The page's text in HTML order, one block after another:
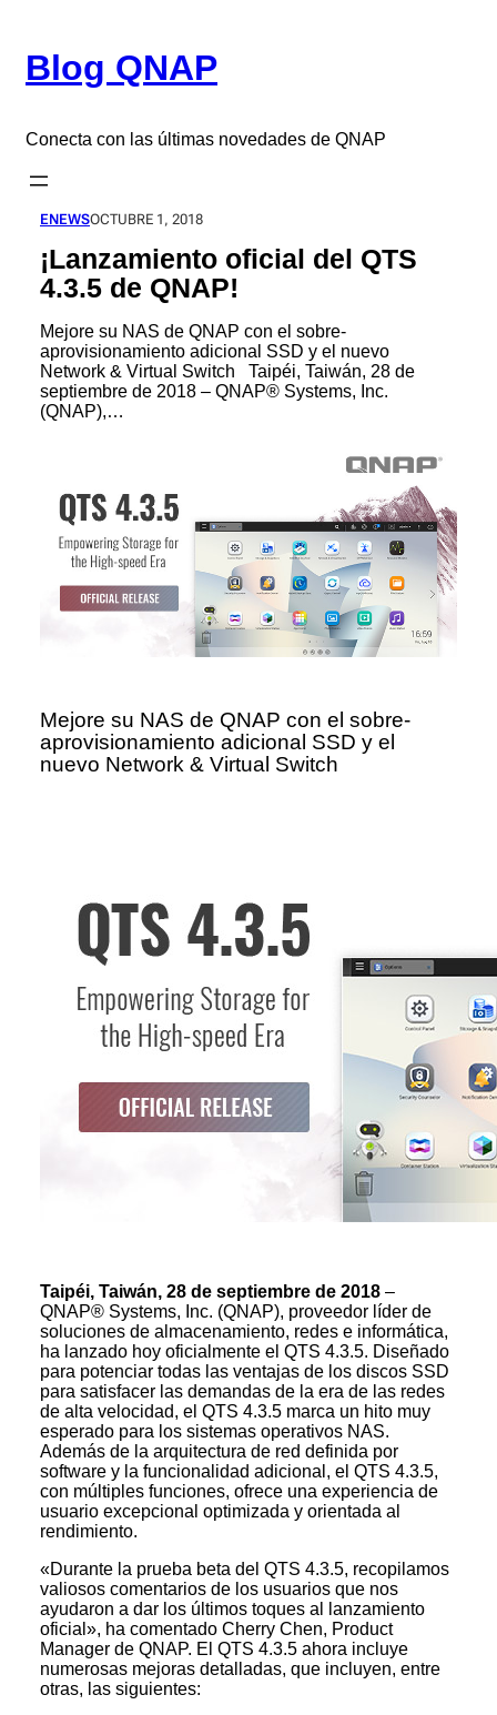
contenido
Blog QNAP
Conecta con las últimas novedades de QNAP
ENEWSOCTUBRE 1, 2018
¡Lanzamiento oficial del QTS
4.3.5 de QNAP!
Mejore su NAS de QNAP con el sobre-
aprovisionamiento adicional SSD y el nuevo
Network & Virtual Switch Taipéi, Taiwán, 28 de
septiembre de 2018 – QNAP® Systems, Inc.
(QNAP),…
Mejore su NAS de QNAP con el sobre-
aprovisionamiento adicional SSD y el
nuevo Network & Virtual Switch
Taipéi, Taiwán, 28 de septiembre de 2018 –
QNAP® Systems, Inc. (QNAP), proveedor líder de
soluciones de almacenamiento, redes e informática,
ha lanzado hoy oficialmente el QTS 4.3.5. Diseñado
para potenciar todas las ventajas de los discos SSD
para satisfacer las demandas de la era de las redes
de alta velocidad, el QTS 4.3.5 marca un hito muy
esperado para los sistemas operativos NAS.
Además de la arquitectura de red definida por
software y la funcionalidad adicional, el QTS 4.3.5,
con múltiples funciones, ofrece una experiencia de
usuario excepcional optimizada y orientada al
rendimiento.
«Durante la prueba beta del QTS 4.3.5, recopilamos
valiosos comentarios de los usuarios que nos
ayudaron a dar los últimos toques al lanzamiento
oficial», ha comentado Cherry Chen, Product
Manager de QNAP. El QTS 4.3.5 ahora incluye
numerosas mejoras detalladas, que incluyen, entre
otras, las siguientes: